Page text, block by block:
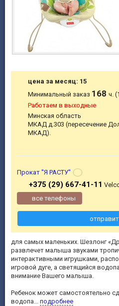
для самых маленьких. Шезлонг
развлечет малыша звуками
интерактивными игрушками,
игровой дуге, а светящийся
внимание Вашего малыша.
Ребенок может самостоятельно
водопа... подробнее
цена за месяц: 15
Минимальный заказ 168ч.
Работаем в выходные
Минская область
МКАД д.303 (пересечение
МКАД).
Прокат "Я РАСТУ"
+375 (29) 667-41-11
все телефоны